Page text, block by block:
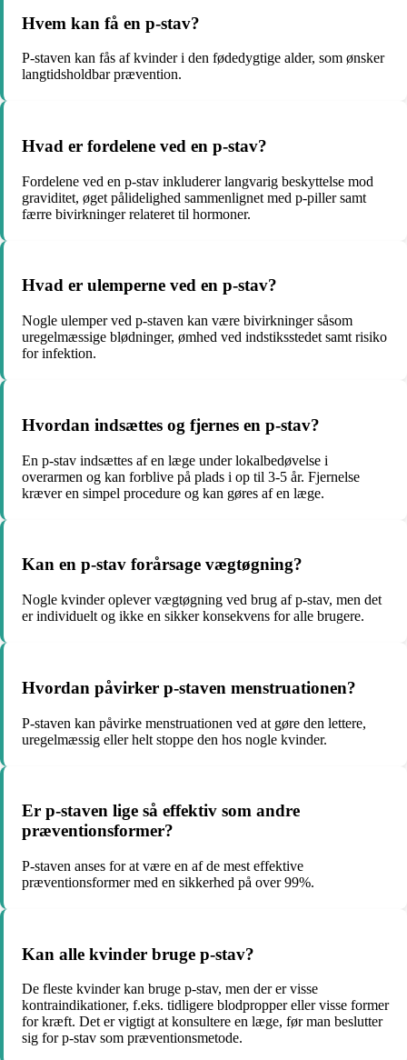
Hvem kan få en p-stav?
P-staven kan fås af kvinder i den fødedygtige alder, som ønsker
langtidsholdbar prævention.
Hvad er fordelene ved en p-stav?
Fordelene ved en p-stav inkluderer langvarig beskyttelse mod
graviditet, øget pålidelighed sammenlignet med p-piller samt
færre bivirkninger relateret til hormoner.
Hvad er ulemperne ved en p-stav?
Nogle ulemper ved p-staven kan være bivirkninger såsom
uregelmæssige blødninger, ømhed ved indstiksstedet samt risiko
for infektion.
Hvordan indsættes og fjernes en p-stav?
En p-stav indsættes af en læge under lokalbedøvelse i
overarmen og kan forblive på plads i op til 3-5 år. Fjernelse
kræver en simpel procedure og kan gøres af en læge.
Kan en p-stav forårsage vægtøgning?
Nogle kvinder oplever vægtøgning ved brug af p-stav, men det
er individuelt og ikke en sikker konsekvens for alle brugere.
Hvordan påvirker p-staven menstruationen?
P-staven kan påvirke menstruationen ved at gøre den lettere,
uregelmæssig eller helt stoppe den hos nogle kvinder.
Er p-staven lige så effektiv som andre
præventionsformer?
P-staven anses for at være en af de mest effektive
præventionsformer med en sikkerhed på over 99%.
Kan alle kvinder bruge p-stav?
De fleste kvinder kan bruge p-stav, men der er visse
kontraindikationer, f.eks. tidligere blodpropper eller visse former
for kræft. Det er vigtigt at konsultere en læge, før man beslutter
sig for p-stav som præventionsmetode.